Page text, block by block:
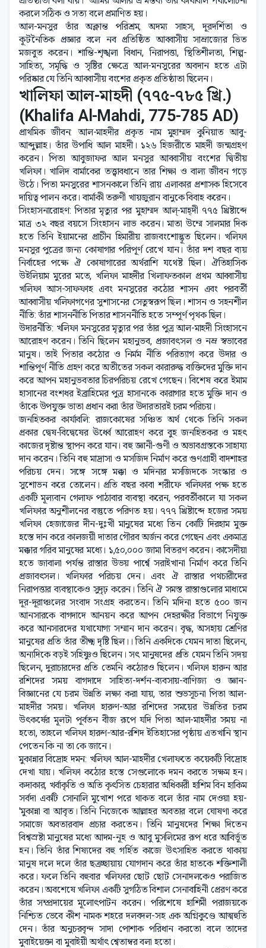
করলে সঠিক ও সত্য বলে প্রমাণিত হয়।
আল-মনসুর তাঁর অক্লান্ত পরিশ্রম, অদম্য সাহস, দূরদর্শিতা ও
কূটনৈতিক প্রজ্ঞার বলে নব প্রতিষ্ঠিত আব্বাসীয় সাম্রাজ্যের ভিত
মজবুত করেন। শান্তি-শৃঙ্খলা বিধান, নিরাপত্তা, স্থিতিশীলতা, শিল্প-
সাহিত্য, সমৃদ্ধি ও সৃষ্টির ক্ষেত্রে আল-মনসুরের অবদান হতে এটা
পরিষ্কার যে তিনি আব্বাসীয় বংশের প্রকৃত প্রতিষ্ঠাতা ছিলেন।
খালিফা আল-মাহদী (৭৭৫-৭৮৫ খ্রি.)
(Khalifa Al-Mahdi, 775-785 AD)
প্রাথমিক জীবন: আল-মাহদীর প্রকৃত নাম মুহাম্মদ কুনিয়াত আবু-
আব্দুল্লাহ। তাঁর উপাধি আল মাহদী। ১২৬ হিজরীতে মাহদী জন্মগ্রহণ
করেন। পিতা আবুজাফর আল মনসুর আব্বাসীয় বংশের দ্বিতীয়
খলিফা। খালিদ বার্মাকের তত্ত্বাবধানে তার শিক্ষা ও বাল্য জীবন গড়ে
উঠে। পিতা মনসুরের শাসনকালে তিনি রায় এলাকার প্রশাসক হিসেবে
দায়িত্ব পালন করে। বার্মাকী তরুণী খায়জুরান বানুকে বিবাহ করেন।
সিংহাসনারোহণ: পিতার মৃত্যুর পর মুহাম্মদ আল্-মাহ্দী ৭৭৫ খ্রিষ্টাব্দে
মাত্র ৩২ বছর বয়সে সিংহাসন লাভ করেন। মাতা উম্মে সালমার দিক
হতে তিনি ইয়ামনের প্রাচীন হিমারীয় রাজবংশোদ্ভূত ছিলেন। খলিফা
মনসুর পুত্রের জন্য কোষাগার পরিপূর্ণ রেখে যান। তাঁর দশ বছর ব্যয়
নির্বাহের পক্ষে ঐ কোষাগারের অর্থরাশি যথেষ্ট ছিল। ঐতিহাসিক
উইলিয়াম মুরের মতে, খলিফা মাহদীর খিলাফতকাল প্রথম আব্বাসীয়
খলিফা আস-সাফফাহ এবং মনসুরের কঠোর শাসন এবং পরবর্তী
আব্বাসীয় খলিফাগণের সুশাসনের সেতুস্বরূপ ছিল। শাসন ও সহনশীল
নীতি: তাঁর শাসননীতি পিতার শাসননীতি হতে সম্পূর্ণ পৃথক ছিল।
উদারনীতি: খলিফা মনসুরের মৃত্যুর পর তাঁর পুত্র আল-মাহদী সিংহাসনে
আরোহণ করেন। তিনি ছিলেন মহানুভব, প্রজাবৎসল ও নম্র স্বভাবের
মানুষ। তাই পিতার কঠোর ও নির্মম নীতি পরিত্যাগ করে উদার ও
শান্তিপূর্ণ নীতি গ্রহণ করে অতীতের সকল কারারুদ্ধ ব্যক্তিদের মুক্তি দান
করে আপন মহানুভবতার চিরপরিচয় রেখে গেছেন। বিশেষ করে ইমাম
হাসানের বংশধর ইব্রাহিমের পুত্র হাসানকে কারাগার হতে মুক্তি দান ও
তাঁকে উপযুক্ত ভাতা প্রধান করা তাঁর উদারতারই চরম পরিচয়।
জনহিতকর কার্যাবলি: রাজকোষের সঞ্চিত অর্থ থেকে তিনি সকল
প্রকার দ্বেষ-বিদ্বেষের ঊর্ধ্বে আরোহণ করে বুহ জনহিতকর ও মহৎ
কাজের দৃষ্টান্ত স্থাপন করে যান। বহু জ্ঞানী-গুণী ও অভাবগ্রস্তকে সাহায্য
দান করেন। তিনি বহু মাদ্রাসা ও মসজিদ নির্মাণ করে গুণগ্রাহী বাদশাহর
পরিচয় দেন। সঙ্গে সঙ্গে মক্কা ও মদিনার মসজিদকে সংস্কার ও
সুশোভন করে তোলেন। প্রতি বছর কাবা শরীফে খলিফার পক্ষ হতে
একটি মূল্যবান গেলাফ পাঠাবার ব্যবস্থা করেন, পরবর্তীকালে যা সকল
খলিফার অনুশীলনের বস্তুতে পরিণত হয়। ৭৭৭ খ্রিষ্টাব্দে হজের সময়
খলিফা হেজাজের দীন-দুঃখী মানুষের মধ্যে তিন কোটি দিরহাম মুক্ত
হস্তে দান করে কালজয়ী দাতার গৌরব অর্জন করে গেছেন এবং একমাত্র
মক্কার গরিব মানুষের মধ্যে। ১,৫০,০০০ জামা বিতরণ করেন। কাসেদীয়া
হতে জাবালা পর্যন্ত রাস্তার উভয় পার্শ্বে সরাইখানা নির্মাণ করে তিনি
প্রজাবৎসল। খলিফার পরিচয় দেন। এবং ঐ রাস্তার পথচারীদের
নিরাপত্তার ব্যবস্থাকেও সুদৃঢ় করেন। তিনি ঐ সমস্ত রাস্তাগুলোর মাধ্যমে
দূর-দূরাঞ্চলের সংবাদ সংগ্রহ করতেন। তিনি মদিনা হতে ৫০০ জন
আনসারকে বাগদাদে আনয়ন করে আপন দেহরক্ষীর বিভাগে নিযুক্ত
করে আনসারদের যথাযোগ্য সম্মান দান করেন। বৃদ্ধ, অসহায় শ্রেণির
মানুষের প্রতি তাঁর তীক্ষ্ম দৃষ্টি ছিল।। তিনি একদিকে যেমন দাতা ছিলেন,
অন্যদিকে বড়ই সহিষ্ণুও ছিলেন। সৎ মানুষদের প্রতি যেমন তিনি সদয়
ছিলেন, দুরাচারদের প্রতি তেমনি কঠোরও ছিলেন। খলিফা হারুন আর
রশিদের সময় বাগদাদে সাহিত্য-দর্শন-ব্যবসায়-বাণিজ্য ও জ্ঞান-
বিজ্ঞানের যে চরম উন্নতি লক্ষ্য করা যায়, তার শুভসূচনা পিতা আল-
মাহদীর সময়। খলিফা হারুণ-আর রশিদের সময়ের উন্নতির চরম
উৎকর্ষের মূলটা পূর্বতন বীজ রূপে যদি পিতা আল-মাহদীর সময় না
হতো, তাহলে খলিফা হারুণ-আর-রশিদ ইতিহাসের পৃষ্ঠায় এতখানি স্থান
পেতেন কি না তা কে জানে।
মুকান্নার বিদ্রোহ দমন: খলিফা আল-মাহদীর খেলাফতে কয়েকটি বিদ্রোহ
দেখা যায়। খলিফা কঠোর হস্তে সেগুলোকে দমন করতে সক্ষম হন।
কদাকার, খর্বাকৃতি ও অতি কৃৎসিত চেহারার অধিকারী হাশিম বিন হাকিম
সর্বদা একটি সোনালি মুখোশ পরে থাকত বলে তাঁর নাম দেওয়া হয়-
'মুকান্না বা আবৃত। তিনি নিজেকে আল্লাহর অবতার বলে ঘোষণা করে
সমাজে অবতারবাদ প্রচার করতেন। তিনি মানুষদের শিক্ষা দিতেন
বিশ্বস্রষ্টা মানুষের মধ্যে আদম-নূহ ও আবু মুসলিমের রূপ ধরে আবির্ভূত
হন। তিনি তাঁর শিষ্যদের বহু গর্হিত কাজে উৎসাহিত করতে থাকায়
মানুষ দলে দলে তাঁর ছত্রচ্ছায়ায় যোগদান করে তাঁর হাতকে শক্তিশালী
করে। ফলে তিনি বহুবার খলিফার ছোট ছোট সেনাদলকেও পরাজিত
করেন। অবশেষে খলিফা একটি সুগঠিত বিশাল সেনাবাহিনী প্রেরণ করে
তাঁর সম্প্রদায়ের মূলোৎপাটন করেন। পরিশেষে হাশিমী পরাজয়কে
নিশ্চিত ভেবে কীশ নামক শহরে দলবদল-সহ এক অগ্নিকুণ্ডে আত্মহুতি
দেন। তাঁর অনুচরবৃন্দ সাদা পোশাক পরিধান করতো বলে তাদের
মুবাইয়েক্তা বা মুবাইয়ী অর্থাৎ শ্বেতাম্বর বলা হতো।